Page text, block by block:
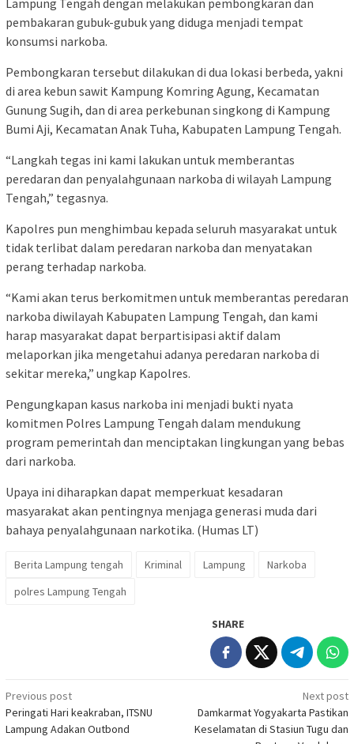
pembakaran gubuk-gubuk yang diduga menjadi tempat
konsumsi narkoba.
Pembongkaran tersebut dilakukan di dua lokasi berbeda, yakni
di area kebun sawit Kampung Komring Agung, Kecamatan
Gunung Sugih, dan di area perkebunan singkong di Kampung
Bumi Aji, Kecamatan Anak Tuha, Kabupaten Lampung Tengah.
“Langkah tegas ini kami lakukan untuk memberantas
peredaran dan penyalahgunaan narkoba di wilayah Lampung
Tengah,” tegasnya.
Kapolres pun menghimbau kepada seluruh masyarakat untuk
tidak terlibat dalam peredaran narkoba dan menyatakan
perang terhadap narkoba.
“Kami akan terus berkomitmen untuk memberantas peredaran
narkoba diwilayah Kabupaten Lampung Tengah, dan kami
harap masyarakat dapat berpartisipasi aktif dalam
melaporkan jika mengetahui adanya peredaran narkoba di
sekitar mereka,” ungkap Kapolres.
Pengungkapan kasus narkoba ini menjadi bukti nyata
komitmen Polres Lampung Tengah dalam mendukung
program pemerintah dan menciptakan lingkungan yang bebas
dari narkoba.
Upaya ini diharapkan dapat memperkuat kesadaran
masyarakat akan pentingnya menjaga generasi muda dari
bahaya penyalahgunaan narkotika. (Humas LT)
Berita Lampung tengah Kriminal Lampung
Narkoba
polres Lampung Tengah
SHARE
Post
navigation
Previous post
Peringati Hari keakraban, ITSNU
Lampung Adakan Outbond
Next post
Damkarmat Yogyakarta Pastikan
Keselamatan di Stasiun Tugu dan